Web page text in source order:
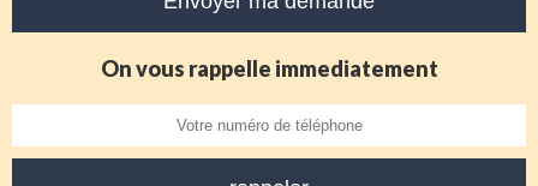
On vous rappelle immediatement